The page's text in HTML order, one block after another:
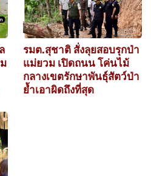
รมต.สุชาติ สั่งลุยสอบรุกป่า
แม่ยวม เปิดถนน โค่นไม้
กลางเขตรักษาพันธุ์สัตว์ป่า
ย้ำเอาผิดถึงที่สุด